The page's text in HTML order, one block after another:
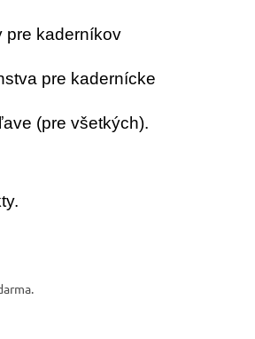
pre kaderníkov
pre kadernícke
(pre všetkých).